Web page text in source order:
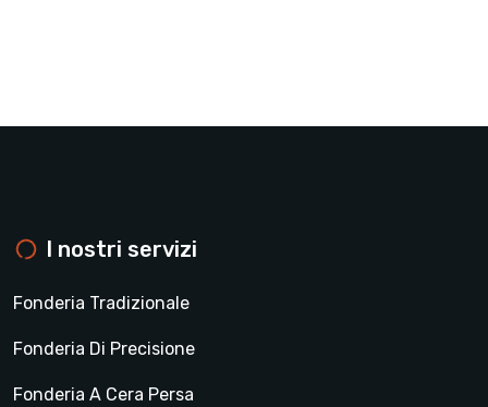
I nostri servizi
Fonderia Tradizionale
Fonderia Di Precisione
Fonderia A Cera Persa